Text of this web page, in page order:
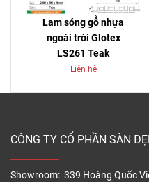
Lam sóng gỗ nhựa
ngoài trời Glotex
LS261 Teak
Liên hệ
CÔNG TY CỔ PHẦN SÀN
Showroom: 339 Hoàng Quốc